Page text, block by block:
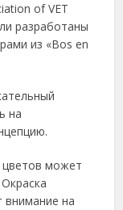
of VET
разработаны
из «Bos en
на
цветов может
внимание на